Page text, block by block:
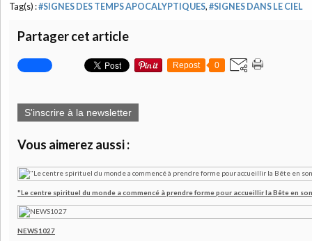
Tag(s) :#SIGNES DES TEMPS APOCALYPTIQUES, #SIGNES DANS LE CIEL
Partager cet article
Repost 0
S'inscrire à la newsletter
Vous aimerez aussi :
"Le centre spirituel du monde a commencé à prendre forme pour accueillir la Bête en
NEWS1027